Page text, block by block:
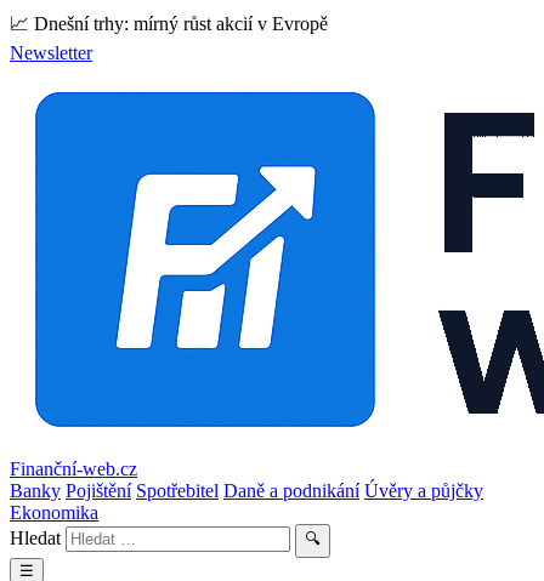
📈 Dnešní trhy: mírný růst akcií v Evropě
Newsletter
Finanční-web.cz
Banky Pojištění Spotřebitel Daně a podnikání Úvěry a půjčky
Ekonomika
Hledat
🔍
☰